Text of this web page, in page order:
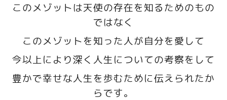
このメゾットは天使の存在を知るためのもの
ではなく
このメゾットを知った人が自分を愛して
今以上により深く人生についての考察をして
豊かで幸せな人生を歩むために伝えられたか
らです。